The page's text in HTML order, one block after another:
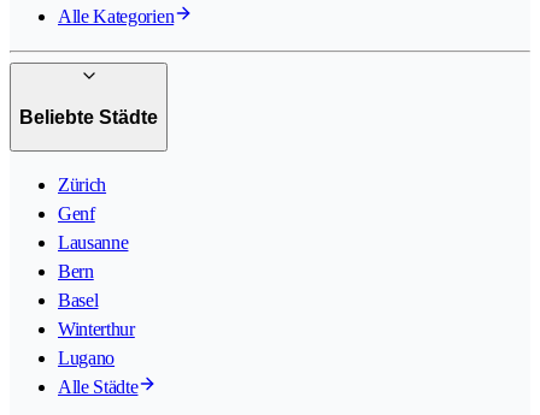
Alle Kategorien
Beliebte Städte
Zürich
Genf
Lausanne
Bern
Basel
Winterthur
Lugano
Alle Städte